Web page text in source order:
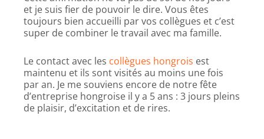
et je suis fier de pouvoir le dire. Vous êtes
toujours bien accueilli par vos collègues et c’est
super de combiner le travail avec ma famille.
Le contact avec les collègues hongrois est
maintenu et ils sont visités au moins une fois
par an. Je me souviens encore de notre fête
d’entreprise hongroise il y a 5 ans : 3 jours pleins
de plaisir, d’excitation et de rires.